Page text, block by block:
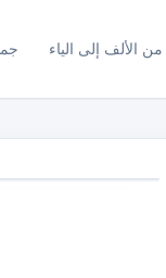
الألف إلى الياء